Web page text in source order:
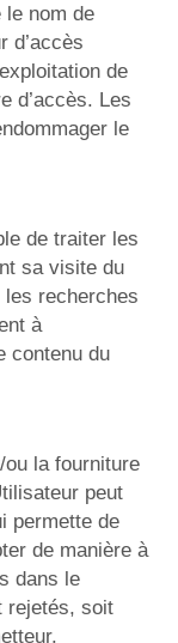
le nom de
d’accès
de
d’accès. Les
le
de traiter les
sa visite du
recherches
à
contenu du
la fourniture
peut
permette de
de manière à
dans le
rejetés, soit